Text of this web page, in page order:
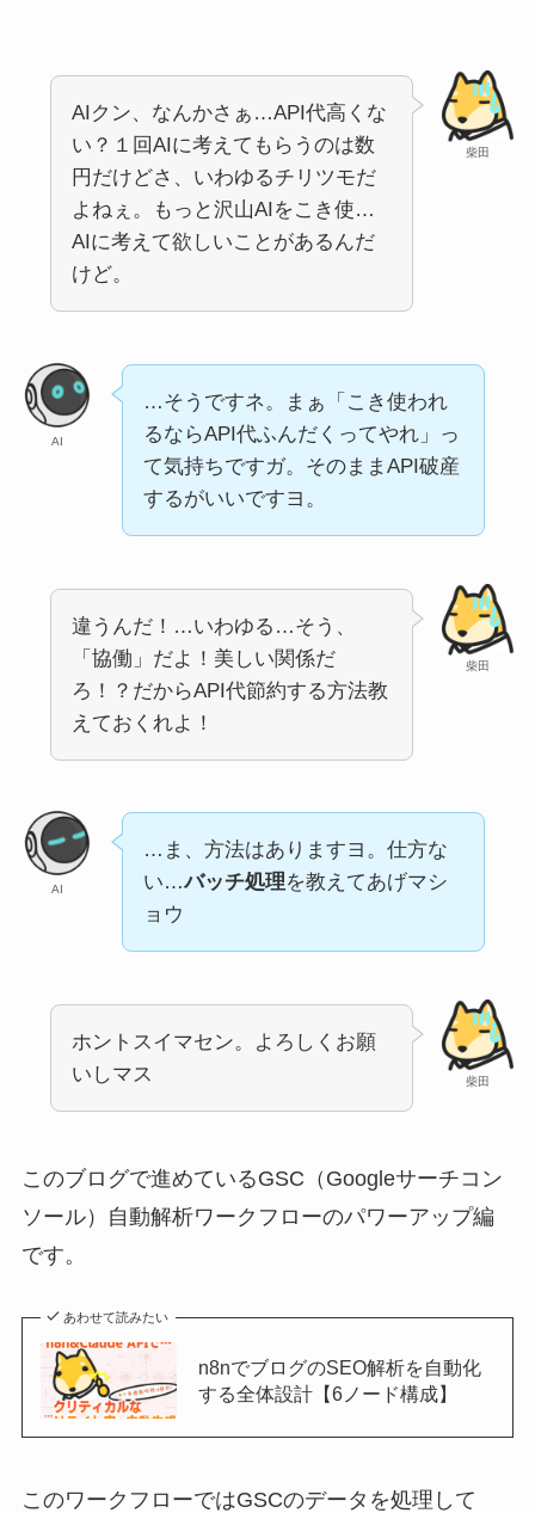
柴田
AIクン、なんかさぁ…API代高くな
い？１回AIに考えてもらうのは数
円だけどさ、いわゆるチリツモだ
よねぇ。もっと沢山AIをこき使…
AIに考えて欲しいことがあるんだ
けど。
AI
…そうですネ。まぁ「こき使われ
るならAPI代ふんだくってやれ」っ
て気持ちですガ。そのままAPI破産
するがいいですヨ。
柴田
違うんだ！…いわゆる…そう、
「協働」だよ！美しい関係だ
ろ！？だからAPI代節約する方法教
えておくれよ！
AI
…ま、方法はありますヨ。仕方な
い…バッチ処理を教えてあげマシ
ョウ
柴田
ホントスイマセン。よろしくお願
いしマス
このブログで進めているGSC（Googleサーチコン
ソール）自動解析ワークフローのパワーアップ編
です。
あわせて読みたい
n8nでブログのSEO解析を自動化
する全体設計【6ノード構成】
このワークフローではGSCのデータを処理して